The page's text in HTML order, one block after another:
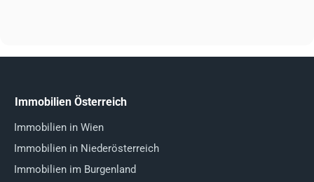
Immobilien Österreich
Immobilien in Wien
Immobilien in Niederösterreich
Immobilien im Burgenland